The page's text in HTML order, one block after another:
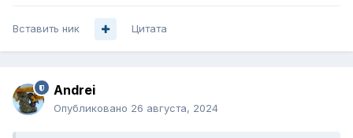
Вставить ник Цитата
Andrei
Опубликовано 26 августа, 2024